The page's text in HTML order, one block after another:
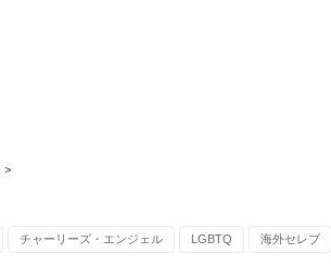
>
チャーリーズ・エンジェル LGBTQ 海外セレブ